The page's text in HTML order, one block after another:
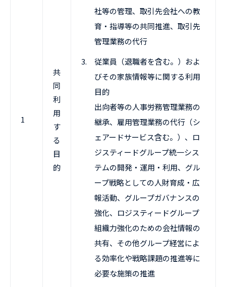
1
共
同
利
用
す
る
目
的
社等の管理、取引先会社への教
育・指導等の共同推進、取引先
管理業務の代行
3.
従業員（退職者を含む。）およ
びその家族情報等に関する利用
目的
出向者等の人事労務管理業務の
継承、雇用管理業務の代行（シ
ェアードサービス含む。）、ロ
ジスティードグループ統一シス
テムの開発・運用・利用、グル
ープ戦略としての人財育成・広
報活動、グループガバナンスの
強化、ロジスティードグループ
組織力強化のための会社情報の
共有、その他グループ経営によ
る効率化や戦略課題の推進等に
必要な施策の推進